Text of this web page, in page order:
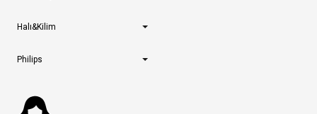
Halı&Kilim
Philips